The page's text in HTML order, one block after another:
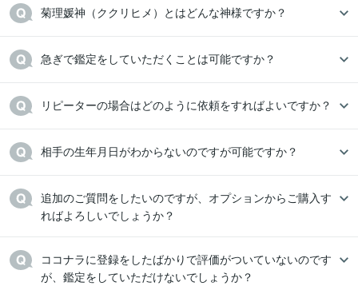
追加のご質問をしたいのですが、オプションからご購入す
ココナラに登録をしたばかりで評価がついていないのです
が、鑑定をしていただけないでしょうか？